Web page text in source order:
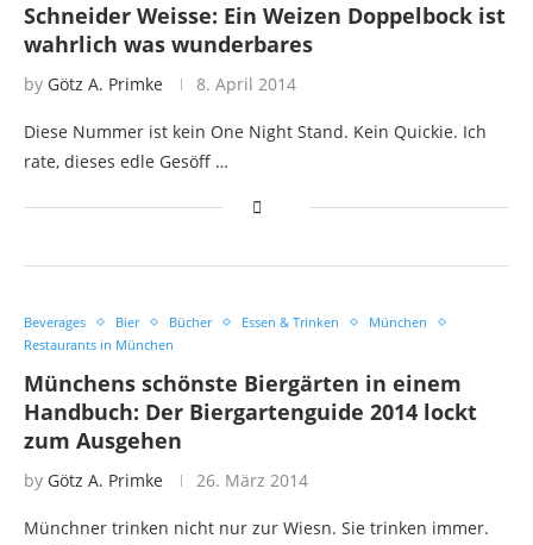
Schneider Weisse: Ein Weizen Doppelbock ist
wahrlich was wunderbares
by Götz A. Primke 8. April 2014
Diese Nummer ist kein One Night Stand. Kein Quickie. Ich
rate, dieses edle Gesöff …
Beverages Bier Bücher Essen & Trinken
München
Restaurants in München
Münchens schönste Biergärten in einem
Handbuch: Der Biergartenguide 2014 lockt
zum Ausgehen
by Götz A. Primke 26. März 2014
Münchner trinken nicht nur zur Wiesn. Sie trinken immer.